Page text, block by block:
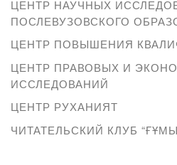
ЦЕНТР НАУЧНЫХ
ПОСЛЕВУЗОВСКОГО
ЦЕНТР ПОВЫШЕНИЯ
ЦЕНТР ПРАВОВЫХ И
ИССЛЕДОВАНИЙ
ЦЕНТР РУХАНИЯТ
ЧИТАТЕЛЬСКИЙ КЛУБ